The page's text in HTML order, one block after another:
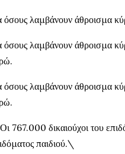
όσους λαμβάνουν άθροισμα
όσους λαμβάνουν άθροισμα
όσους λαμβάνουν άθροισμα
767.000 δικαιούχοι του
παιδιού.\